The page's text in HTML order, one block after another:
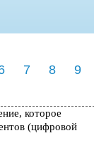
7 8 9
которое
(цифровой